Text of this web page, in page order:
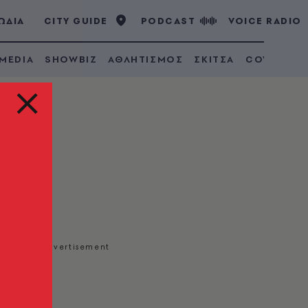
CITY GUIDE PODCAST VOICE RADIO
SHOWBIZ ΑΘΛΗΤΙΣΜΟΣ ΣΚΙΤΣΑ COVID 19